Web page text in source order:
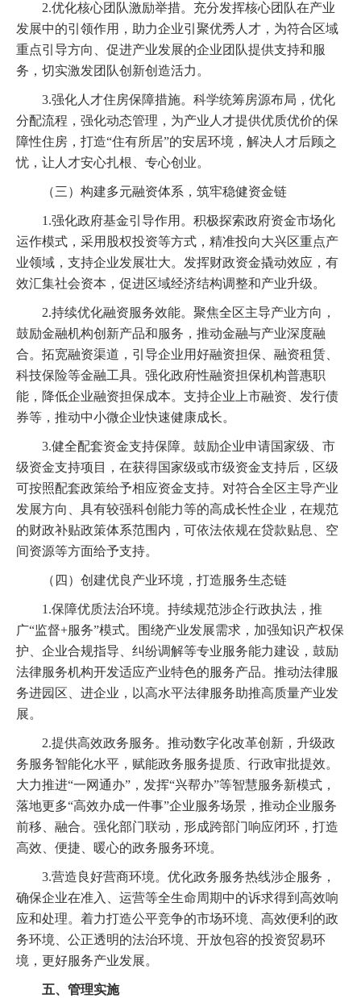
2.优化核心团队激励举措。充分发挥核心团队在产业
发展中的引领作用，助力企业引聚优秀人才，为符合区域
重点引导方向、促进产业发展的企业团队提供支持和服
务，切实激发团队创新创造活力。
3.强化人才住房保障措施。科学统筹房源布局，优化
分配流程，强化动态管理，为产业人才提供优质优价的保
障性住房，打造“住有所居”的安居环境，解决人才后顾之
忧，让人才安心扎根、专心创业。
（三）构建多元融资体系，筑牢稳健资金链
1.强化政府基金引导作用。积极探索政府资金市场化
运作模式，采用股权投资等方式，精准投向大兴区重点产
业领域，支持企业发展壮大。发挥财政资金撬动效应，有
效汇集社会资本，促进区域经济结构调整和产业升级。
2.持续优化融资服务效能。聚焦全区主导产业方向，
鼓励金融机构创新产品和服务，推动金融与产业深度融
合。拓宽融资渠道，引导企业用好融资担保、融资租赁、
科技保险等金融工具。强化政府性融资担保机构普惠职
能，降低企业融资担保成本。支持企业上市融资、发行债
券等，推动中小微企业快速健康成长。
3.健全配套资金支持保障。鼓励企业申请国家级、市
级资金支持项目，在获得国家级或市级资金支持后，区级
可按照配套政策给予相应资金支持。对符合全区主导产业
发展方向、具有较强科创能力等的高成长性企业，在规范
的财政补贴政策体系范围内，可依法依规在贷款贴息、空
间资源等方面给予支持。
（四）创建优良产业环境，打造服务生态链
1.保障优质法治环境。持续规范涉企行政执法，推
广“监督+服务”模式。围绕产业发展需求，加强知识产权保
护、企业合规指导、纠纷调解等专业服务能力建设，鼓励
法律服务机构开发适应产业特色的服务产品。推动法律服
务进园区、进企业，以高水平法律服务助推高质量产业发
展。
2.提供高效政务服务。推动数字化改革创新，升级政
务服务智能化水平，赋能政务服务提质、行政审批提效。
大力推进“一网通办”，发挥“兴帮办”等智慧服务新模式，
落地更多“高效办成一件事”企业服务场景，推动企业服务
前移、融合。强化部门联动，形成跨部门响应闭环，打造
高效、便捷、暖心的政务服务环境。
3.营造良好营商环境。优化政务服务热线涉企服务，
确保企业在准入、运营等全生命周期中的诉求得到高效响
应和处理。着力打造公平竞争的市场环境、高效便利的政
务环境、公正透明的法治环境、开放包容的投资贸易环
境，更好服务产业发展。
五、管理实施